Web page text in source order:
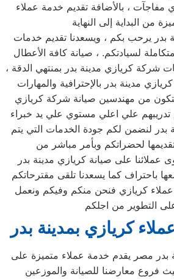
مفاجآت ، بالأضافة تقديم خدمة عملاء
بدر يرحب بكم ، ويسعدنا تقديم خدمات
لسيادتكم. ، صيانة كافة الأعطال
شركة كريازي مدينة بدر بمنتهي الدقة ،
مدينة بدر بالإحترافية والمهارات
يتكون من مهندسين صيانة شركة كريازي
تدريبهم علي اعلي مستوي علي يد خبراء
بدر لنضمن لكم جودة الخدمات التي يتم
عملائنا على صيانة كريازي مدينة بدر
باحتراف كما يسعدنا تلقى مقترحاتكم
كريازي فنحن منكم وفيكم ونعمل
التطوير من اجلكم
كريازي بمدينة بدر
بدر مصر يقدم خدمة عملاء متميزة على
فروع معارضنا للصيانة والموزعين